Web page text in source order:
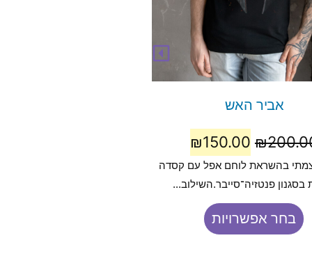
אביר האש
₪
₪150.00
בהשראת לוחם אפל עם קסדה
בסגנון פנטזיה־סייבר.השילוב...
בחר אפשרויות